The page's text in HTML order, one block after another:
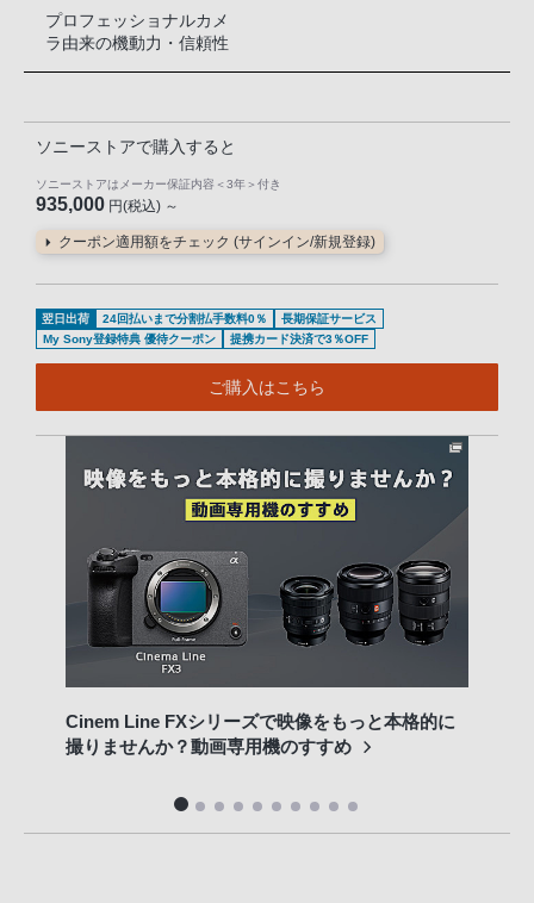
プロフェッショナルカメ
ラ由来の機動力・信頼性
ソニーストアで購入すると
ソニーストアはメーカー保証内容 ＜3年＞ 付き
935,000 円(税込) ～
クーポン適用額をチェック (サインイン/新規登録)
翌日出荷 24回払いまで分割払手数料0％
長期保証サービス
My Sony登録特典 優待クーポン
提携カード決済で3％OFF
ご購入はこちら
Cinem Line FXシリーズで映像をもっと本格的に
撮りませんか？動画専用機のすすめ